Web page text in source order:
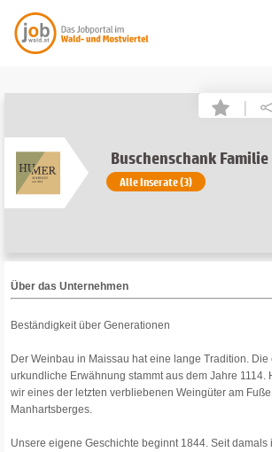
|
Buschenschank Familie
Alle Inserate (3)
Über das Unternehmen
Beständigkeit über Generationen
Der Weinbau in Maissau hat eine lange Tradition. Die
urkundliche Erwähnung stammt aus dem Jahre 1114.
wir eines der letzten verbliebenen Weingüter am
Manhartsberges.
Unsere eigene Geschichte beginnt 1844. Seit damals